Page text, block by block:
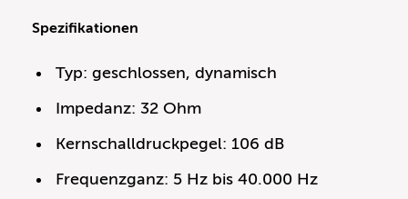
Spezifikationen
Typ: geschlossen, dynamisch
Impedanz: 32 Ohm
Kernschalldruckpegel: 106 dB
Frequenzganz: 5 Hz bis 40.000 Hz